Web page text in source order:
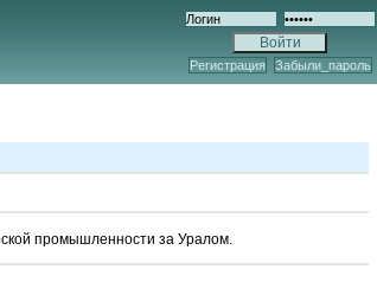
Регистрация Забыли_пароль
промышленности за Уралом.